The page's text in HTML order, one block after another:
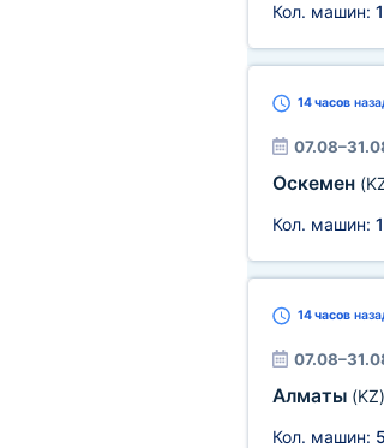
Кол. машин:
14 часов
Оскемен
Кол. машин:
14 часов
Алматы (KZ)
Кол. машин: 5